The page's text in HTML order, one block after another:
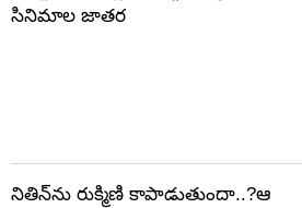
సినిమాల జాతర
నితిన్‌ను రుక్మిణి కాపాడుతుందా..?ఆ